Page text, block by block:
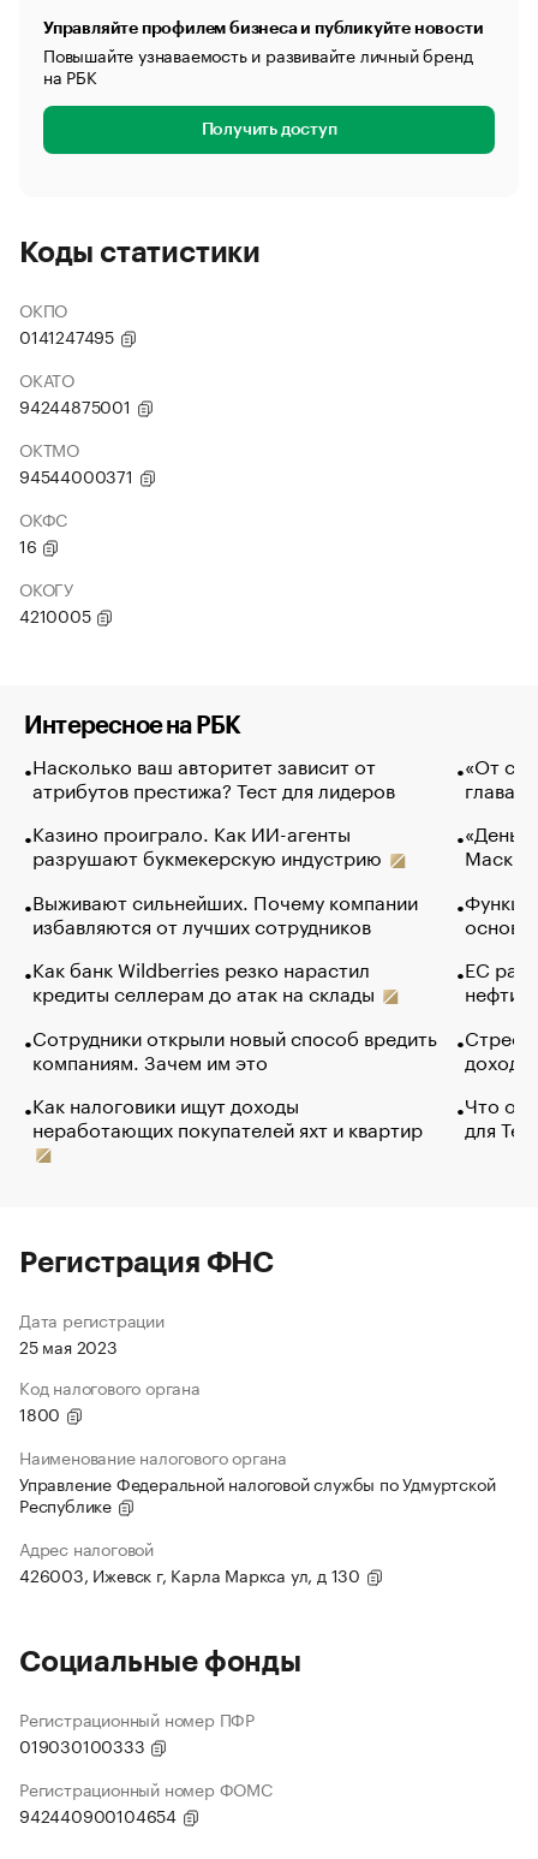
Управляйте профилем бизнеса и публикуйте новости
Повышайте узнаваемость и развивайте личный бренд
на РБК
Получить доступ
Коды статистики
ОКПО
0141247495
ОКАТО
94244875001
ОКТМО
94544000371
ОКФС
16
ОКОГУ
4210005
Интересное на РБК
Насколько ваш авторитет зависит от
атрибутов престижа? Тест для лидеров
Казино проиграло. Как ИИ-агенты
разрушают букмекерскую индустрию
Выживают сильнейших. Почему компании
избавляются от лучших сотрудников
Как банк Wildberries резко нарастил
кредиты селлерам до атак на склады
Сотрудники открыли новый способ вредить
компаниям. Зачем им это
Как налоговики ищут доходы
неработающих покупателей яхт и квартир
«От
глава
Маск в
основ
ЕС
нефти
Что
для
Регистрация ФНС
Дата регистрации
25 мая 2023
Код налогового органа
1800
Наименование налогового органа
Управление Федеральной налоговой службы по Удмуртской
Республике
Адрес налоговой
426003, Ижевск г, Карла Маркса ул, д 130
Социальные фонды
Регистрационный номер ПФР
019030100333
Регистрационный номер ФОМС
942440900104654